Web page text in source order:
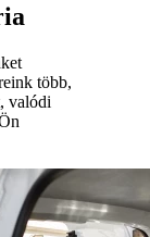
több,
valódi